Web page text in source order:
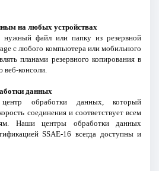
на любых устройствах
нужный файл или папку из резервной
с любого компьютера или мобильного
планами резервного копирования в
консоли.
данных
обработки данных, который
соединения и соответствует всем
Наши центры обработки данных
SSAE-16 всегда доступны и